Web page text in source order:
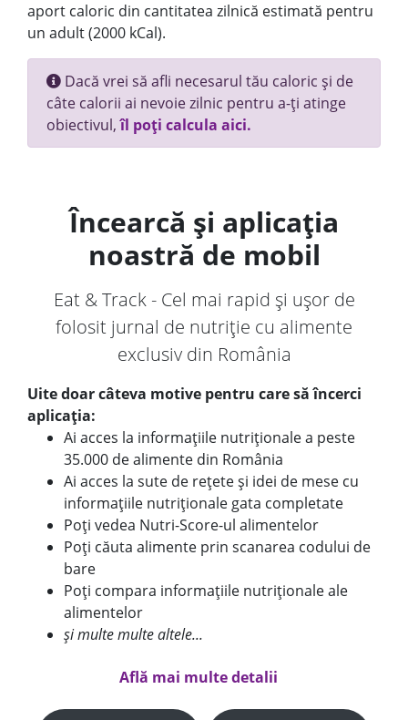
aport caloric din cantitatea zilnică estimată pentru
un adult (2000 kCal).
Dacă vrei să afli necesarul tău caloric și de
câte calorii ai nevoie zilnic pentru a-ți atinge
obiectivul,îl poți calcula aici.
Încearcă și aplicația
noastră de mobil
Eat & Track - Cel mai rapid și ușor de
folosit jurnal de nutriție cu alimente
exclusiv din România
Uite doar câteva motive pentru care să încerci
aplicația:
Ai acces la informațiile nutriționale a peste
35.000 de alimente din România
Ai acces la sute de rețete și idei de mese cu
informațiile nutriționale gata completate
Poți vedea Nutri-Score-ul alimentelor
Poți căuta alimente prin scanarea codului de
bare
Poți compara informațiile nutriționale ale
alimentelor
și multe multe altele...
Află mai multe detalii